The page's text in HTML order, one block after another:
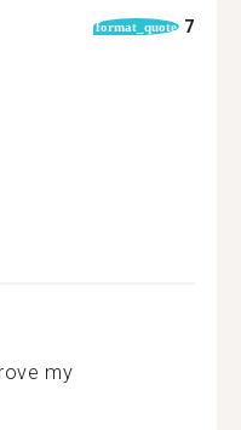
format_quote 7
my